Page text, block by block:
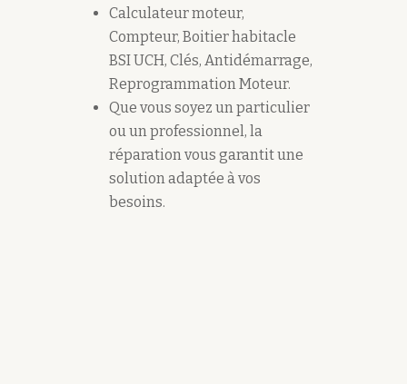
Calculateur moteur,
Compteur, Boitier habitacle
BSI UCH, Clés, Antidémarrage,
Reprogrammation Moteur.
Que vous soyez un particulier
ou un professionnel, la
réparation vous garantit une
solution adaptée à vos
besoins.